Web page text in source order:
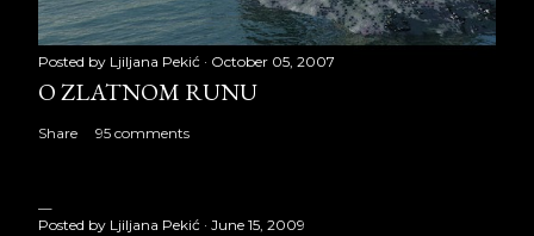
Posted by Ljiljana Pekić October 05, 2007
O ZLATNOM RUNU
Share 95 comments
Posted by Ljiljana Pekić June 15, 2009